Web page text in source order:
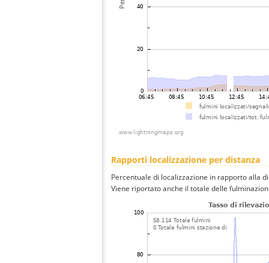
Rapporti localizzazione per distanza
Percentuale di localizzazione in rapporto alla
Viene riportato anche il totale delle